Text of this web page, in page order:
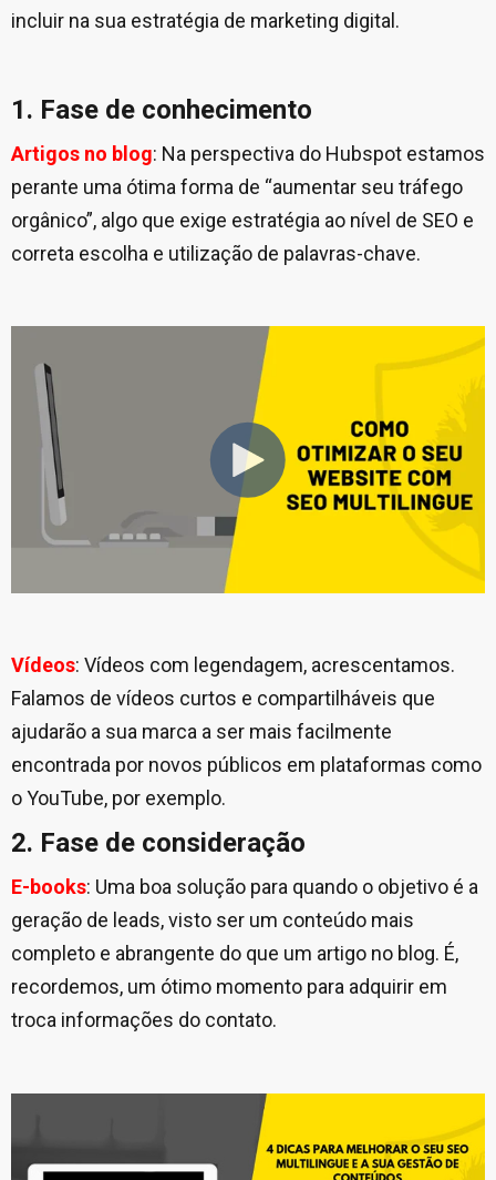
incluir na sua estratégia de marketing digital.
1. Fase de conhecimento
Artigos no blog: Na perspectiva do Hubspot estamos
perante uma ótima forma de “aumentar seu tráfego
orgânico”, algo que exige estratégia ao nível de SEO e
correta escolha e utilização de palavras-chave.
Vídeos: Vídeos com legendagem, acrescentamos.
Falamos de vídeos curtos e compartilháveis que
ajudarão a sua marca a ser mais facilmente
encontrada por novos públicos em plataformas como
o YouTube, por exemplo.
2. Fase de consideração
E-books: Uma boa solução para quando o objetivo é a
geração de leads, visto ser um conteúdo mais
completo e abrangente do que um artigo no blog. É,
recordemos, um ótimo momento para adquirir em
troca informações do contato.